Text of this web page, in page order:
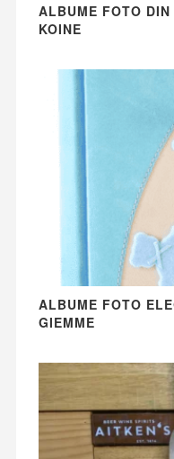
ALBUME FOTO
KOINE
ALBUME FOTO
GIEMME